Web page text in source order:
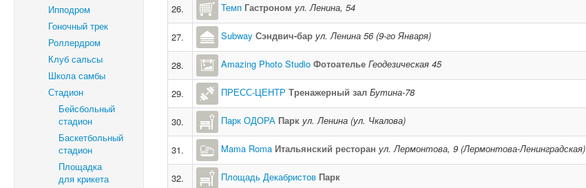
Ипподром
Гоночный трек
Роллердром
Клуб сальсы
Школа самбы
Стадион
Бейсбольный
стадион
Баскетбольный
стадион
Площадка
для крикета
26. Темп Гастроном ул. Ленина, 54
27. Subway Сэндвич-бар ул. Ленина 56 (9-го Января)
28. Amazing Photo Studio Фотоателье Геодезическая 45
29. ПРЕСС-ЦЕНТР Тренажерный зал Бутина-78
30. Парк ОДОРА Парк ул. Ленина (ул. Чкалова)
31. Mama Roma Итальянский ресторан ул. Лермонтова, 9 (Лермонтова-Ленинградская)
32. Площадь Декабристов Парк